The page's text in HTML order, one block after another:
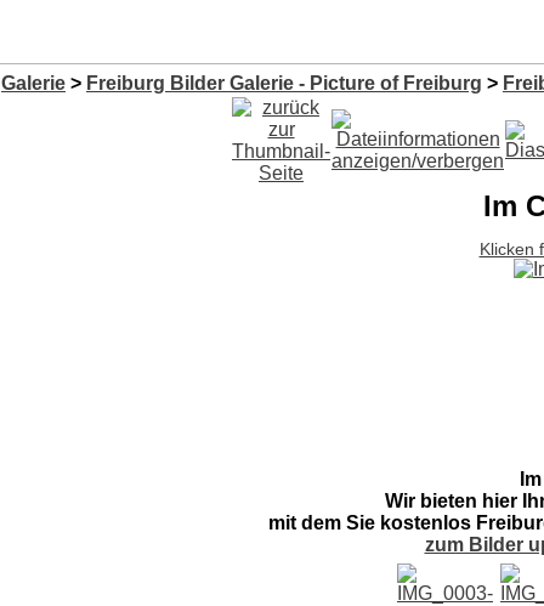
Galerie > Freiburg Bilder Galerie - Picture of Freiburg >
Im
Klicken
Wir bieten hier
mit dem Sie kostenlos
zum Bilder